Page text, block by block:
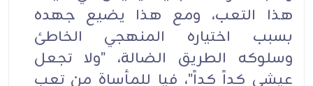
هذا التعب، ومع هذا يضيع جهده
بسبب اختياره المنهجي الخاطئ
وسلوكه الطريق الضالة، "ولا تجعل
عيشي كداً كداً"، فيا للمأساة من تعب